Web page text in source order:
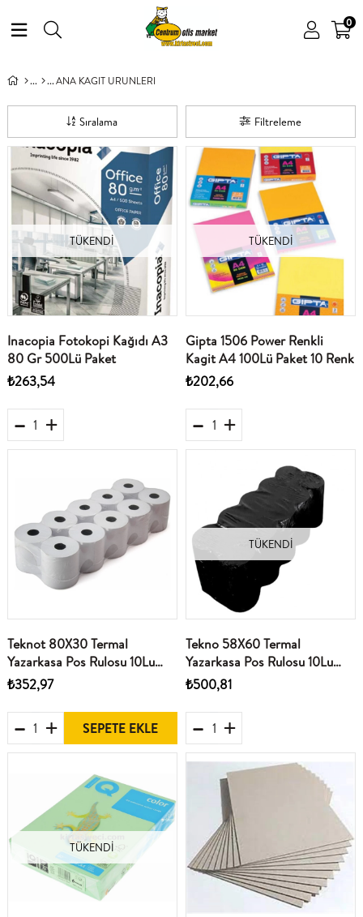
0
ANA KAGIT URUNLERI
Filtreleme
Sıralama
TÜKENDI
Inacopia Fotokopi Kağıdı A3
80 Gr 500Lü Paket
₺263,54
TÜKENDI
Gipta 1506 Power Renkli
Kagit A4 100Lü Paket 10 Renk
₺202,66
Teknot 80X30 Termal
Yazarkasa Pos Rulosu 10Lu
Paket
₺352,97
SEPETE EKLE
TÜKENDI
Tekno 58X60 Termal
Yazarkasa Pos Rulosu 10Lu
Paket
₺500,81
TÜKENDI